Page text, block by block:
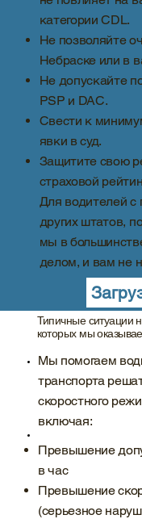
категории CDL.
Не позволяйте
Небраске или в
Не допускайте
PSP и DAC.
Свести к
явки в суд.
Защитите свою
страховой
Для водителей с
других штатов,
мы в
делом, и вам не
Типичные ситуации
которых мы
Мы помогаем
транспорта
скоростного
включая:
Превышение
в час
Превышение
(серьезное